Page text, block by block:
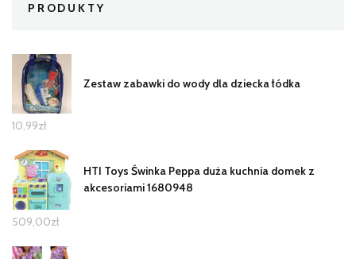
PRODUKTY
Zestaw zabawki do wody dla dziecka łódka
10,99zł
HTI Toys Świnka Peppa duża kuchnia domek z
akcesoriami 1680948
509,00zł